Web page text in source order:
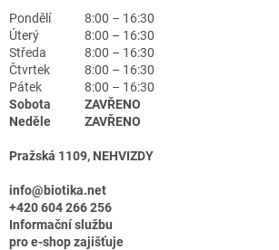
Pondělí
8:00 – 16:30
Úterý
8:00 – 16:30
Středa
8:00 – 16:30
Čtvrtek
8:00 – 16:30
Pátek
8:00 – 16:30
Sobota
ZAVŘENO
Neděle
ZAVŘENO
Pražská 1109, NEHVIZDY
info@biotika.net
+420 604 266 256
Informační službu
pro e-shop zajišťuje